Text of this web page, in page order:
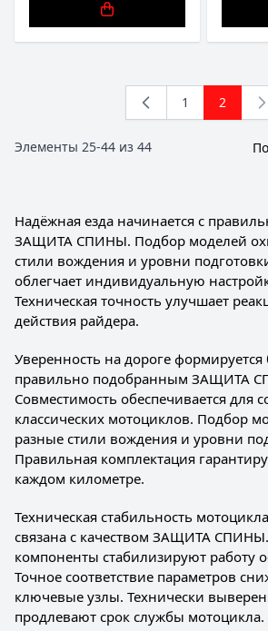
Элементы 25-44 из 44
Страница
1 You're
2
Надёжная езда начинается с
ЗАЩИТА СПИНЫ. Подбор моделей
стили вождения и уровни
облегчает индивидуальную
Техническая точность улучшает
действия райдера.
Уверенность на дороге формируется
правильно подобранным ЗАЩИТА
Совместимость обеспечивается для
классических мотоциклов. Подбор
разные стили вождения и уровни
Правильная комплектация
каждом километре.
Техническая стабильность
связана с качеством ЗАЩИТА
компоненты стабилизируют работу
Точное соответствие параметров
ключевые узлы. Технически
продлевают срок службы мотоцикла.